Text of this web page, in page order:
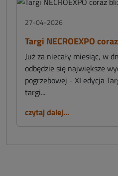
27-04-2026
Targi NECROEXPO
Już za niecały miesiąc, w
odbędzie się największe
pogrzebowej - XI edycja
targi...
czytaj dalej...